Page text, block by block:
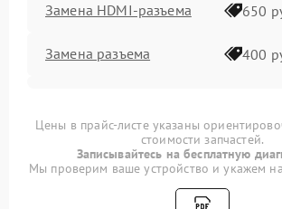
Замена HDMI-разъема 650
Замена разъема 400
Замена медных трубок 800
Цены в прайс-листе указаны
стоимости запчастей.
Записывайтесь на бесплатную
Мы проверим ваше устройство и укажем